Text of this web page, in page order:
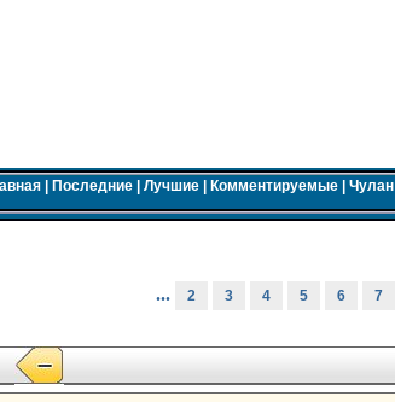
| Последние| Лучшие| Комментируемые| Чулан
...
2 3 4 5 6 7